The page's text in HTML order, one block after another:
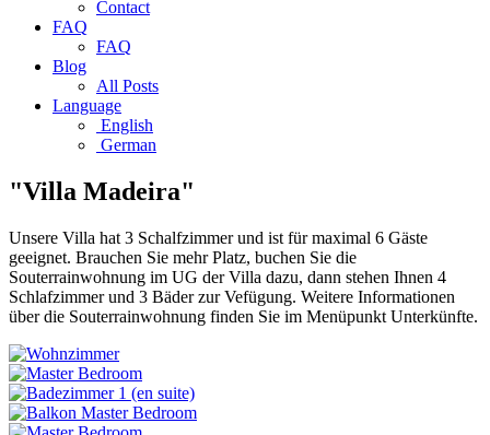
Contact
FAQ
FAQ
Blog
All Posts
Language
English
German
"Villa Madeira"
Unsere Villa hat 3 Schalfzimmer und ist für maximal 6 Gäste
geeignet. Brauchen Sie mehr Platz, buchen Sie die
Souterrainwohnung im UG der Villa dazu, dann stehen Ihnen 4
Schlafzimmer und 3 Bäder zur Vefügung. Weitere Informationen
über die Souterrainwohnung finden Sie im Menüpunkt Unterkünfte.